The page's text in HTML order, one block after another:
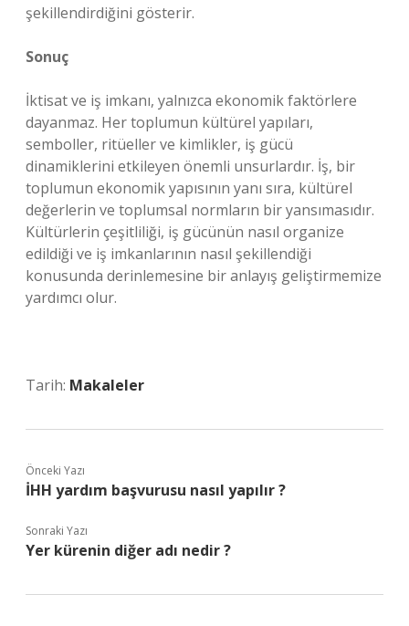
şekillendirdiğini gösterir.
Sonuç
İktisat ve iş imkanı, yalnızca ekonomik faktörlere
dayanmaz. Her toplumun kültürel yapıları,
semboller, ritüeller ve kimlikler, iş gücü
dinamiklerini etkileyen önemli unsurlardır. İş, bir
toplumun ekonomik yapısının yanı sıra, kültürel
değerlerin ve toplumsal normların bir yansımasıdır.
Kültürlerin çeşitliliği, iş gücünün nasıl organize
edildiği ve iş imkanlarının nasıl şekillendiği
konusunda derinlemesine bir anlayış geliştirmemize
yardımcı olur.
Tarih: Makaleler
Önceki Yazı
İHH yardım başvurusu nasıl yapılır ?
Sonraki Yazı
Yer kürenin diğer adı nedir ?